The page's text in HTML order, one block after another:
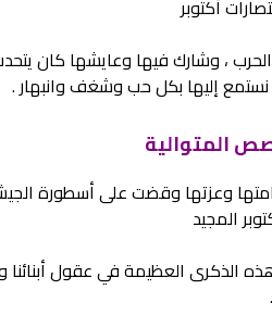
أكتوبر
الحرب ، وشارك فيها وعايشها كان
إليها بكل حب وشغف وانبهار .
المتوالية
وعزتها وقضت على أسطورة
المجيد
هذه الذكرى العظيمة في عقول